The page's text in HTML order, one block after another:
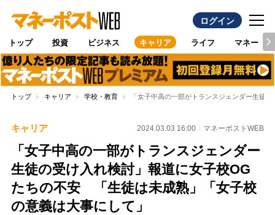
ログイン
トップ 投資 ビジネス キャリア ライフ マネー
トップ キャリア 学校・教育 「女子中高の一部がトランスジェンダー生徒
キャリア 2024.03.03 16:00 マネーポストWEB
「女子中高の一部がトランスジェンダー
生徒の受け入れ検討」報道に女子校OG
たちの不安 「生徒は未成熟」「女子校
の意義は大事にして」